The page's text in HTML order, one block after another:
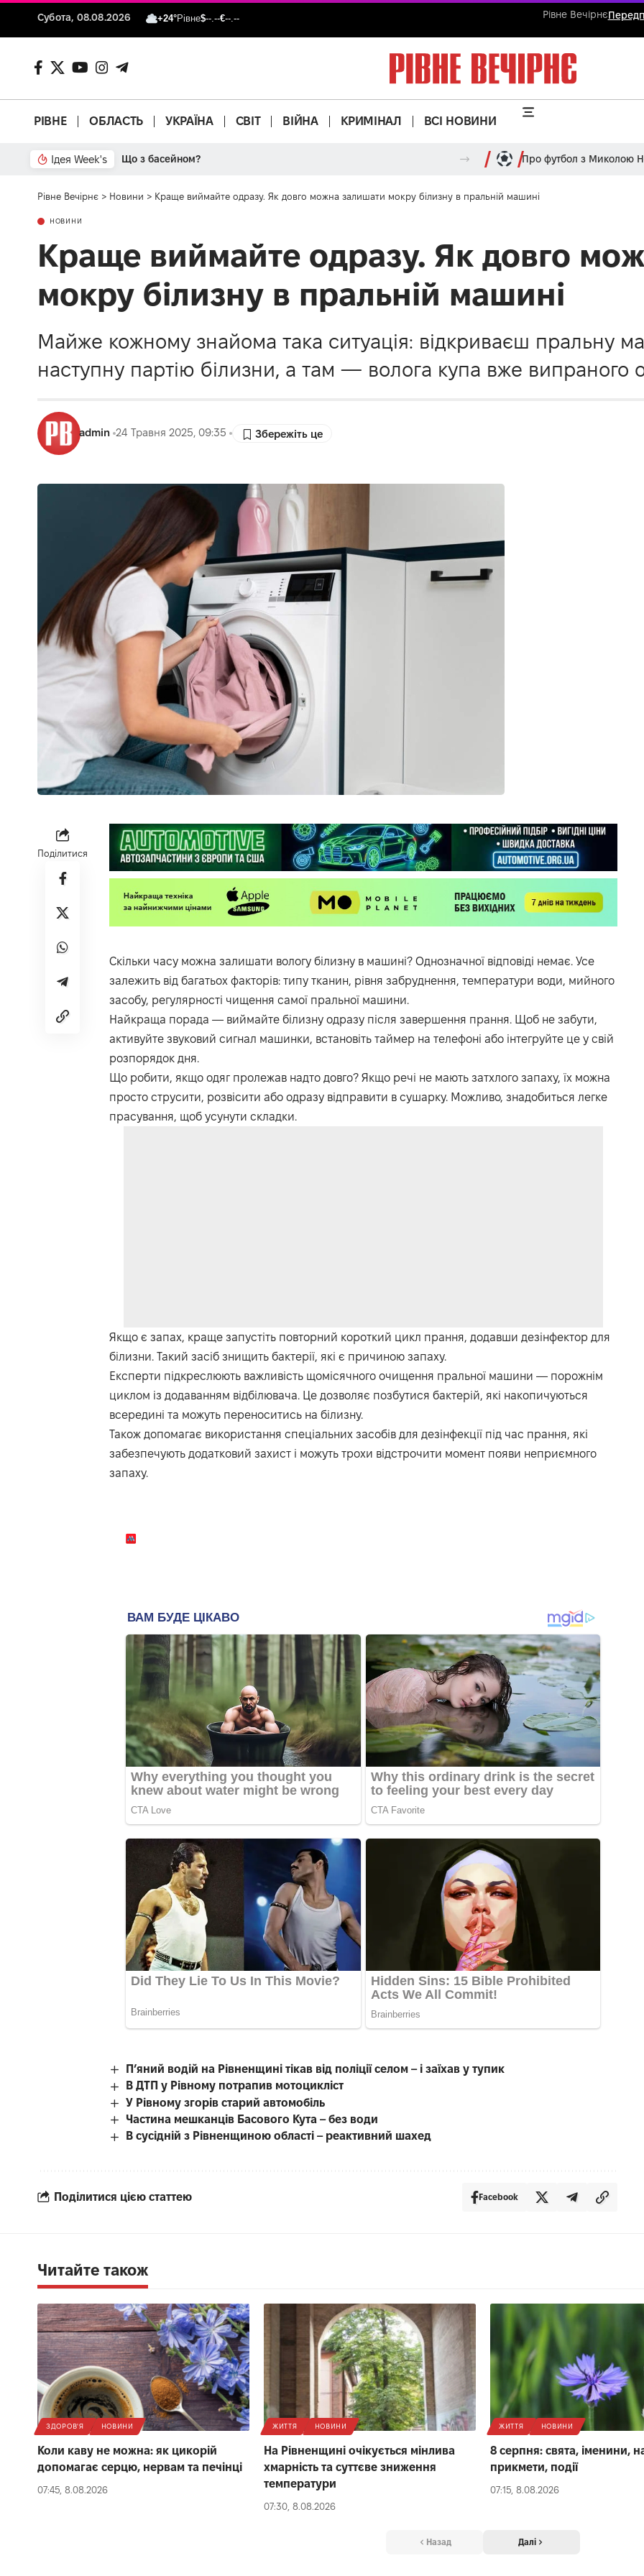
Субота, 08.08.2026 +24°Рівне$--.--€--.-- Рівне Вечірнє
РІВНЕ ОБЛАСТЬ УКРАЇНА СВІТ ВІЙНА КРИМІНАЛ ВСІ НОВИНИ
Ідея Week's Що з басейном? Про футбол з Миколою
Рівне Вечірнє > Новини > Краще виймайте одразу. Як довго можна залишати мокру білизну в пральній машині
НОВИНИ
Краще виймайте одразу. Як довго
мокру білизну в пральній машині
Майже кожному знайома така ситуація: відкриваєш пральну
наступну партію білизни, а там — волога купа вже випраного
admin 24 Травня 2025, 09:35
Поділитися
Скільки часу можна залишати вологу білизну в машині? Однозначної відповіді немає. Усе
залежить від багатьох факторів: типу тканин, рівня забруднення, температури води, мийного
засобу, регулярності чищення самої пральної машини.
Найкраща порада — виймайте білизну одразу після завершення прання. Щоб не забути,
активуйте звуковий сигнал машинки, встановіть таймер на телефоні або інтегруйте це у свій
розпорядок дня.
Що робити, якщо одяг пролежав надто довго? Якщо речі не мають затхлого запаху, їх можна
просто струсити, розвісити або одразу відправити в сушарку. Можливо, знадобиться легке
прасування, щоб усунути складки.
Якщо є запах, краще запустіть повторний короткий цикл прання, додавши дезінфектор для
білизни. Такий засіб знищить бактерії, які є причиною запаху.
Експерти підкреслюють важливість щомісячного очищення пральної машини — порожнім
циклом із додаванням відбілювача. Це дозволяє позбутися бактерій, які накопичуються
всередині та можуть переноситись на білизну.
Також допомагає використання спеціальних засобів для дезінфекції під час прання, які
забезпечують додатковий захист і можуть трохи відстрочити момент появи неприємного
запаху.
П’яний водій на Рівненщині тікав від поліції селом – і заїхав у тупик
В ДТП у Рівному потрапив мотоцикліст
У Рівному згорів старий автомобіль
Частина мешканців Басового Кута – без води
В сусідній з Рівненщиною області – реактивний шахед
Поділитися цією статтею Facebook
Читайте також
ЗДОРОВ'Я НОВИНИ
Коли каву не можна: як цикорій
допомагає серцю, нервам та печінці
07:45, 8.08.2026
ЖИТТЯ НОВИНИ
На Рівненщині очікується мінлива
хмарність та суттєве зниження
температури
07:30, 8.08.2026
ЖИТТЯ НОВИНИ
8 серпня: свята, іменини,
прикмети, події
07:15, 8.08.2026
Назад Далі